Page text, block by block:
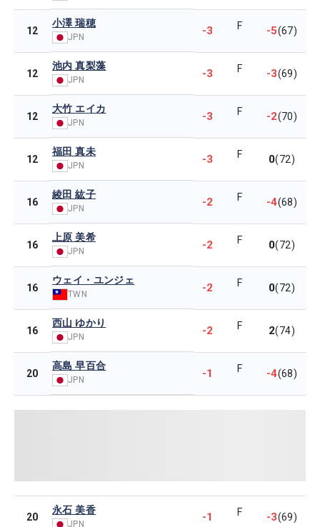
12
小澤 瑞穂
JPN -3 F -5(67)
12
池内 真梨藻
JPN -3 F -3(69)
12
大竹 エイカ
JPN -3 F -2(70)
12
福田 真未
JPN -3 F 0(72)
16
綾田 紘子
JPN -2 F -4(68)
16
上原 美希
JPN -2 F 0(72)
16
ウェイ・ユンジェ
TWN -2 F 0(72)
16
西山 ゆかり
JPN -2 F 2(74)
20
高島 早百合
JPN -1 F -4(68)
20
永石 美香
JPN
-1 F -3(69)